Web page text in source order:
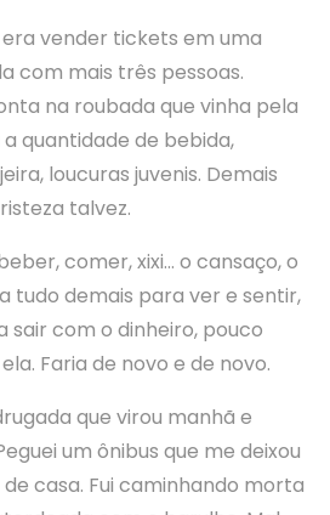
era vender tickets em uma
com mais três pessoas.
na roubada que vinha pela
quantidade de bebida,
loucuras juvenis. Demais
talvez.
comer, xixi… o cansaço, o
tudo demais para ver e sentir,
sair com o dinheiro, pouco
Faria de novo e de novo.
que virou manhã e
um ônibus que me deixou
casa. Fui caminhando morta